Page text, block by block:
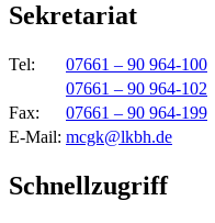
Sekretariat
Tel: 07661 – 90 964-100
07661 – 90 964-102
Fax: 07661 – 90 964-199
E-Mail: mcgk@lkbh.de
Schnellzugriff